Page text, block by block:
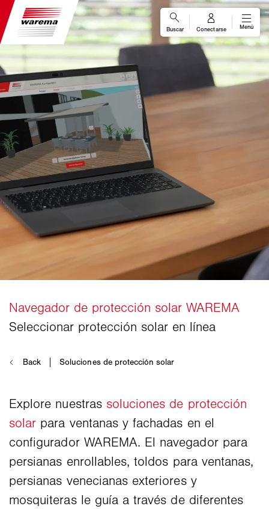
Explore nuestras soluciones de protección
solar para ventanas y fachadas en el
configurador WAREMA. El navegador para
persianas enrollables, toldos para ventanas,
persianas venecianas exteriores y
mosquiteras le guía a través de diferentes